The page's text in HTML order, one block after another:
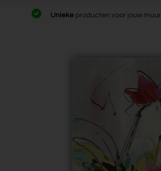
Unieke producten voor jouw muur